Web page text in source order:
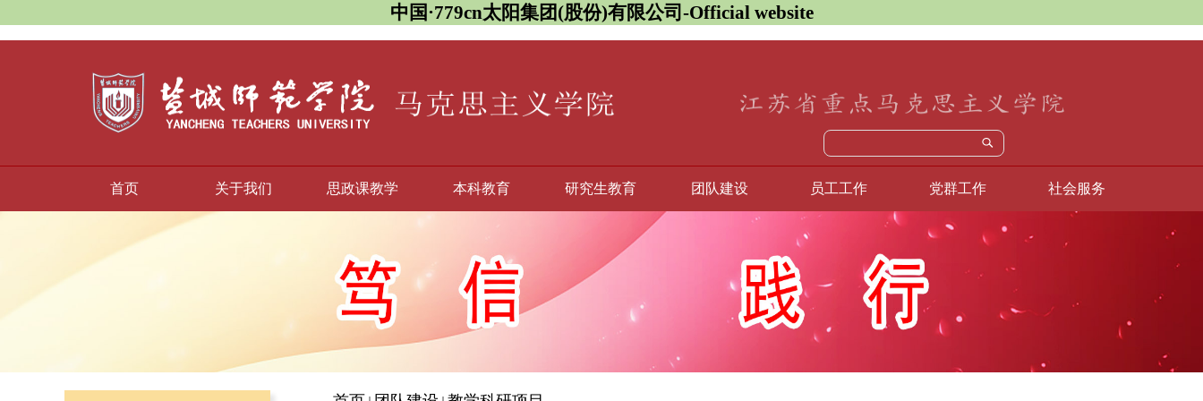
中国·779cn太阳集团(股份)有限公司-Official website
首页 关于我们 思政课教学 本科教育 研究生教育 团队建设 员工工作 党群工作 社会服务